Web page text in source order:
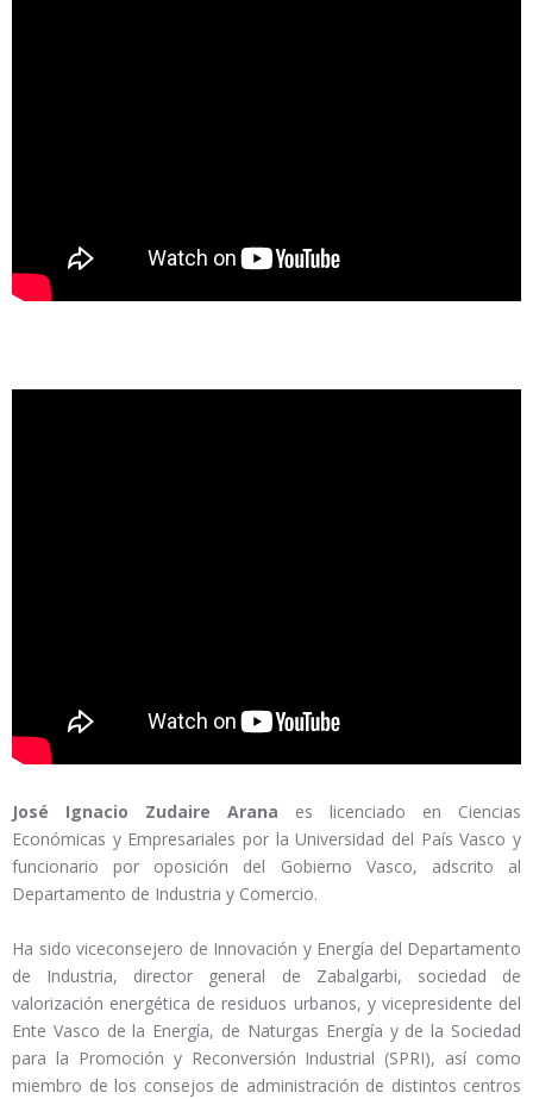
José Ignacio Zudaire Arana es licenciado en Ciencias
Económicas y Empresariales por la Universidad del País Vasco y
funcionario por oposición del Gobierno Vasco, adscrito al
Departamento de Industria y Comercio.
Ha sido viceconsejero de Innovación y Energía del Departamento
de Industria, director general de Zabalgarbi, sociedad de
valorización energética de residuos urbanos, y vicepresidente del
Ente Vasco de la Energía, de Naturgas Energía y de la Sociedad
para la Promoción y Reconversión Industrial (SPRI), así como
miembro de los consejos de administración de distintos centros